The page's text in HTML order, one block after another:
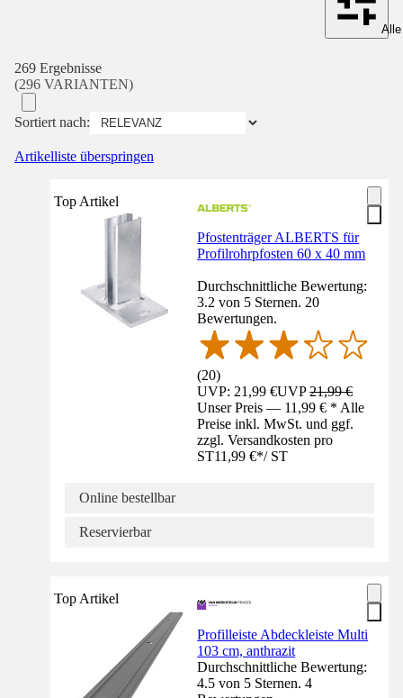
269 Ergebnisse
(296 VARIANTEN)
Sortiert nach:
Artikelliste überspringen
Top Artikel
Pfostenträger ALBERTS für
Profilrohrpfosten 60 x 40 mm
Durchschnittliche Bewertung:
3.2 von 5 Sternen. 20
Bewertungen.
(20)
UVP: 21,99 €UVP21,99 €
Unser Preis — 11,99 € * Alle
Preise inkl. MwSt. und ggf.
zzgl. Versandkosten pro
ST11,99 €*/ ST
Online bestellbar
Reservierbar
Top Artikel
Profilleiste Abdeckleiste Multi
103 cm, anthrazit
Durchschnittliche Bewertung:
4.5 von 5 Sternen. 4